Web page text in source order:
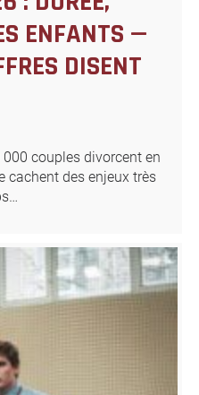
ENFANTS —
DISENT
couples divorcent en
cachent des enjeux très